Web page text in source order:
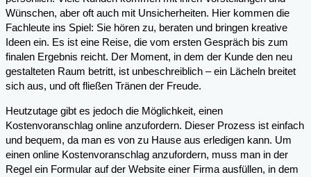
Wünschen, aber oft auch mit Unsicherheiten. Hier kommen die
Fachleute ins Spiel: Sie hören zu, beraten und bringen kreative
Ideen ein. Es ist eine Reise, die vom ersten Gespräch bis zum
finalen Ergebnis reicht. Der Moment, in dem der Kunde den neu
gestalteten Raum betritt, ist unbeschreiblich – ein Lächeln breitet
sich aus, und oft fließen Tränen der Freude.
Heutzutage gibt es jedoch die Möglichkeit, einen
Kostenvoranschlag online anzufordern. Dieser Prozess ist einfach
und bequem, da man es von zu Hause aus erledigen kann. Um
einen online Kostenvoranschlag anzufordern, muss man in der
Regel ein Formular auf der Website einer Firma ausfüllen, in dem